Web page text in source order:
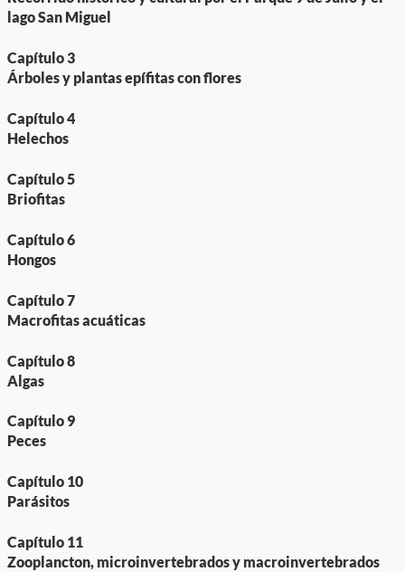
lago San Miguel
Capítulo 3
Árboles y plantas epífitas con flores
Capítulo 4
Helechos
Capítulo 5
Briofitas
Capítulo 6
Hongos
Capítulo 7
Macrofitas acuáticas
Capítulo 8
Algas
Capítulo 9
Peces
Capítulo 10
Parásitos
Capítulo 11
Zooplancton, microinvertebrados y macroinvertebrados